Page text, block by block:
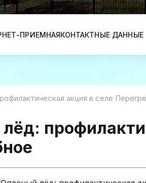
ПРИЕМНАЯКОНТАКТНЫЕ ДАННЫЕ
акция в селе